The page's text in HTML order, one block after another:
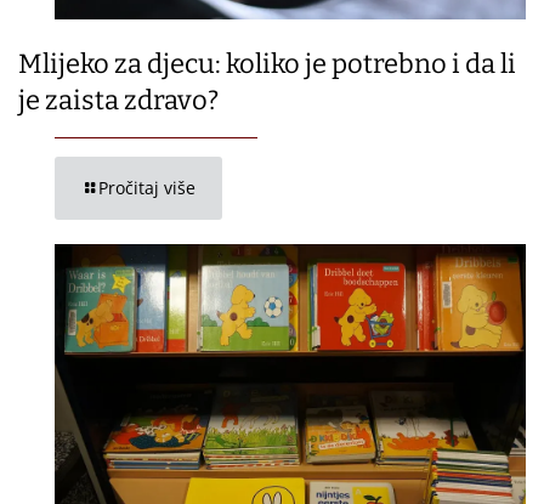
Mlijeko za djecu: koliko je potrebno i da li
je zaista zdravo?
Pročitaj više